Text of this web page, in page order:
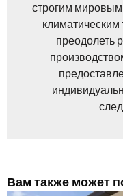
строгим
преодолеть
Вам также может